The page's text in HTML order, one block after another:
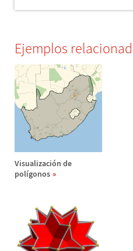
Ejemplos
Visualización de
polígonos